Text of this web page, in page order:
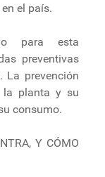
el país.
para esta
preventivas
La prevención
la planta y su
consumo.
Y CÓMO